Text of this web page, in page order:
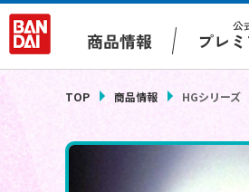
商品情報
公
プレ
TOP 商品情報 HGシリーズ